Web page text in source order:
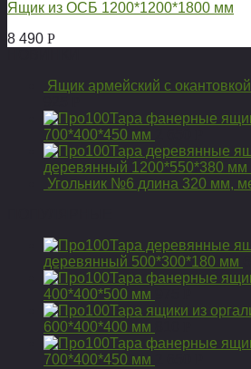
Ящик из ОСБ 1200*1200*1800 мм
8 490 Р
Ящик армейский с
700*400*450 мм
деревянный 1200*550*380 мм
Угольник №6 длина 320 мм,
деревянный 500*300*180 мм
400*400*500 мм
600*400*400 мм
700*400*450 мм